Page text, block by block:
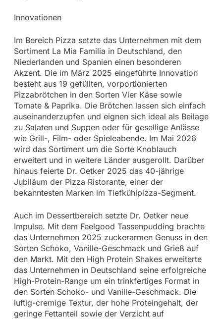
Innovationen
Im Bereich Pizza setzte das Unternehmen mit dem
Sortiment La Mia Familia in Deutschland, den
Niederlanden und Spanien einen besonderen
Akzent. Die im März 2025 eingeführte Innovation
besteht aus 19 gefüllten, vorportionierten
Pizzabrötchen in den Sorten Vier Käse sowie
Tomate & Paprika. Die Brötchen lassen sich einfach
auseinanderzupfen und eignen sich ideal als Beilage
zu Salaten und Suppen oder für gesellige Anlässe
wie Grill-, Film- oder Spieleabende. Im Mai 2026
wird das Sortiment um die Sorte Knoblauch
erweitert und in weitere Länder ausgerollt. Darüber
hinaus feierte Dr. Oetker 2025 das 40-jährige
Jubiläum der Pizza Ristorante, einer der
bekanntesten Marken im Tiefkühlpizza-Segment.
Auch im Dessertbereich setzte Dr. Oetker neue
Impulse. Mit dem Feelgood Tassenpudding brachte
das Unternehmen 2025 zuckerarmen Genuss in den
Sorten Schoko, Vanille-Geschmack und Grieß auf
den Markt. Mit den High Protein Shakes erweiterte
das Unternehmen in Deutschland seine erfolgreiche
High-Protein-Range um ein trinkfertiges Format in
den Sorten Schoko- und Vanille-Geschmack. Die
luftig-cremige Textur, der hohe Proteingehalt, der
geringe Fettanteil sowie der Verzicht auf